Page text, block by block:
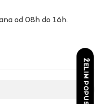
od 08h do 16h.
ŽELIM POPUST